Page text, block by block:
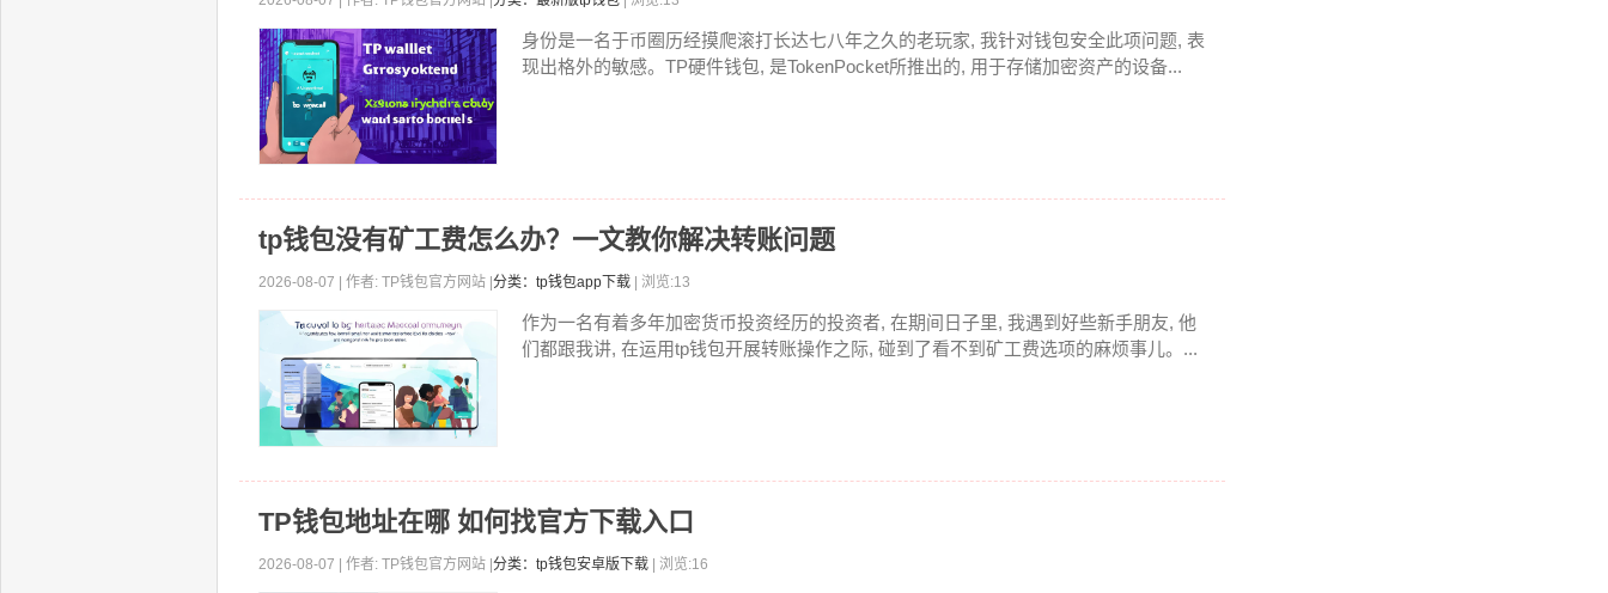
身份是一名于币圈历经摸爬滚打长达七八年之久的老玩家, 我针对钱包安全此项问题, 表
现出格外的敏感。TP硬件钱包, 是TokenPocket所推出的, 用于存储加密资产的设备...
tp钱包没有矿工费怎么办？一文教你解决转账问题
2026-08-07 | 作者: TP钱包官方网站 | 分类：tp钱包app下载 | 浏览:13
作为一名有着多年加密货币投资经历的投资者, 在期间日子里, 我遇到好些新手朋友, 他
们都跟我讲, 在运用tp钱包开展转账操作之际, 碰到了看不到矿工费选项的麻烦事儿。...
TP钱包地址在哪 如何找官方下载入口
2026-08-07 | 作者: TP钱包官方网站 | 分类：tp钱包安卓版下载 | 浏览:16